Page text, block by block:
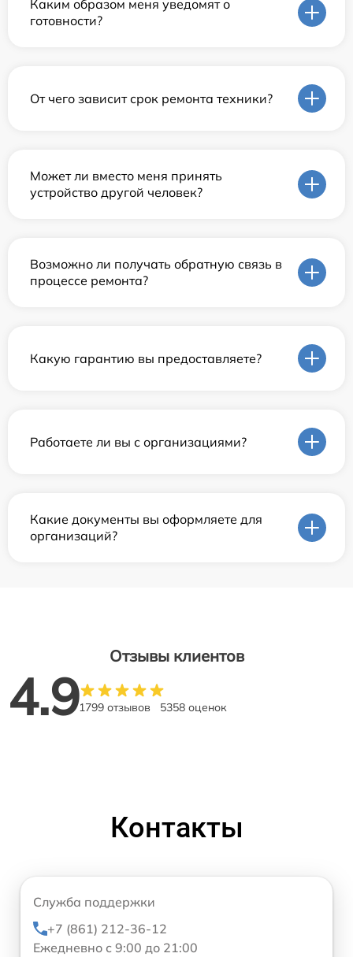
Каким образом меня уведомят о
готовности?
От чего зависит срок ремонта техники?
Может ли вместо меня принять
устройство другой человек?
Возможно ли получать обратную связь в
процессе ремонта?
Какую гарантию вы предоставляете?
Работаете ли вы с организациями?
Какие документы вы оформляете для
организаций?
Отзывы клиентов
4.91799 отзывов 5358 оценок
Контакты
Служба поддержки
+7 (861) 212-36-12
Ежедневно с 9:00 до 21:00